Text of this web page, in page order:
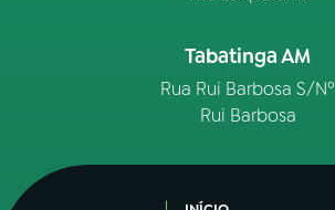
Tabatinga AM
Rua Rui Barbosa S/Nº
Rui Barbosa